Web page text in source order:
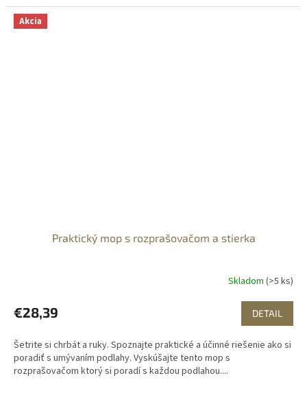
Akcia
Praktický mop s rozprašovačom a stierka
Skladom (>5 ks)
€28,39 DETAIL
Šetrite si chrbát a ruky. Spoznajte praktické a účinné riešenie ako si
poradiť s umývaním podlahy. Vyskúšajte tento mop s
rozprašovačom ktorý si poradí s každou podlahou....